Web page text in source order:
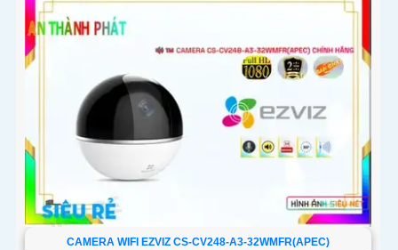
CAMERA WIFI EZVIZ CS-CV248-A3-32WMFR(APEC)